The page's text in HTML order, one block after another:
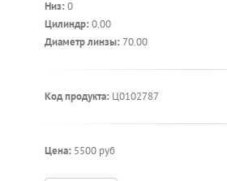
Низ: 0
Цилиндр: 0.00
Диаметр линзы: 70.00
Код продукта: Ц0102787
Цена: 5500 руб